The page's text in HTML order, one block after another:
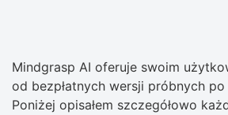
Mindgrasp AI oferuje swoim
od bezpłatnych wersji próbnych po
Poniżej opisałem szczegółowo